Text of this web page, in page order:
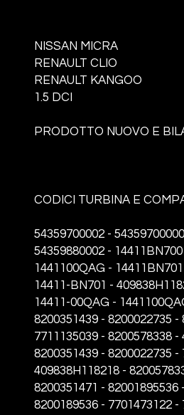
NISSAN MICRA
RENAULT CLIO
RENAULT KANGOO
1.5 DCI
PRODOTTO NUOVO E
CODICI TURBINA E
54359700002 -
54359880002 -
1441100QAG -
14411-BN701 -
14411-00QAG -
8200351439 - 8200022735 -
7711135039 - 8200578338
8200351439 - 8200022735 -
409838H118218 -
8200351471 -
8200189536 - 7701473122 -